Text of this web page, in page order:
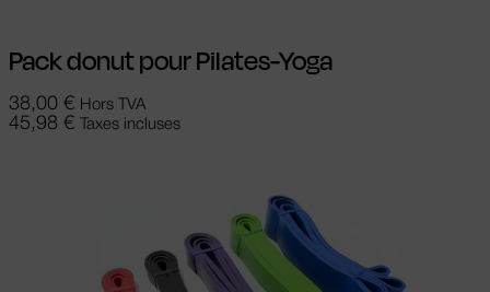
Pack donut pour Pilates-Yoga
38,00 € Hors TVA
45,98 € Taxes incluses